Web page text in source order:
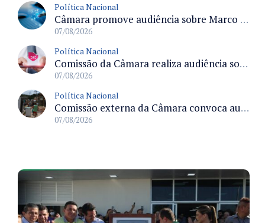
Política Nacional
Câmara promove audiência sobre Marco de Fomento à Economia Digital e impactos da inteligência artificial
07/08/2026
Política Nacional
Comissão da Câmara realiza audiência sobre apostas online para medir o tamanho do mercado ilegal
07/08/2026
Política Nacional
Comissão externa da Câmara convoca audiência pública sobre chuvas na Zona da Mata de Minas Gerais e impactos em Juiz de Fora
07/08/2026